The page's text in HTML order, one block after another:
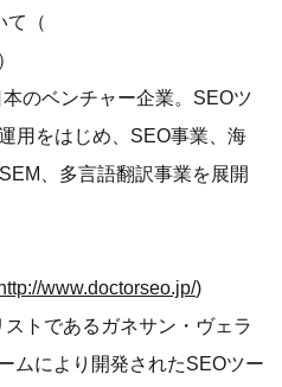
て（
）
のベンチャー企業。SEOツ
用をはじめ、SEO事業、海
、多言語翻訳事業を展開
www.doctorseo.jp/)
ストであるガネサン・ヴェラ
ムにより開発されたSEOツー